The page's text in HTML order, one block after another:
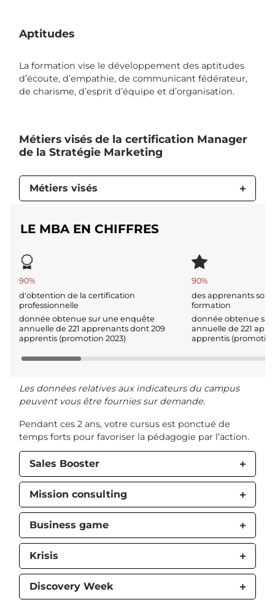
Aptitudes
La formation vise le développement des aptitudes
d’écoute, d’empathie, de communicant fédérateur,
de charisme, d’esprit d’équipe et d’organisation.
Métiers visés de la certification Manager
de la Stratégie Marketing
Métiers visés
LE MBA EN CHIFFRES
90%
d'obtention de la certification
professionnelle
donnée obtenue sur une enquête
annuelle de 221 apprenants dont 209
apprentis (promotion 2023)
90%
des apprenants sont
formation
donnée obtenue
annuelle de 221
apprentis (promotion
Les données relatives aux indicateurs du campus
peuvent vous être fournies sur demande.
Pendant ces 2 ans, votre cursus est ponctué de
temps forts pour favoriser la pédagogie par l’action.
Sales Booster
Mission consulting
Business game
Krisis
Discovery Week